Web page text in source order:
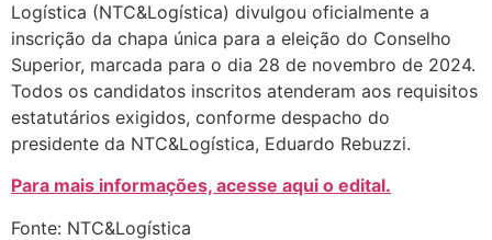
Logística (NTC&Logística) divulgou oficialmente a
inscrição da chapa única para a eleição do Conselho
Superior, marcada para o dia 28 de novembro de 2024.
Todos os candidatos inscritos atenderam aos requisitos
estatutários exigidos, conforme despacho do
presidente da NTC&Logística, Eduardo Rebuzzi.
Para mais informações, acesse aqui o edital.
Fonte: NTC&Logística